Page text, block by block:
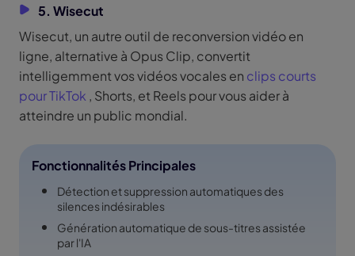
5. Wisecut
Wisecut, un autre outil de reconversion vidéo en
ligne, alternative à Opus Clip, convertit
intelligemment vos vidéos vocales en clips courts
pour TikTok , Shorts, et Reels pour vous aider à
atteindre un public mondial.
Fonctionnalités Principales
Détection et suppression automatiques des
silences indésirables
Génération automatique de sous-titres assistée
par l'IA